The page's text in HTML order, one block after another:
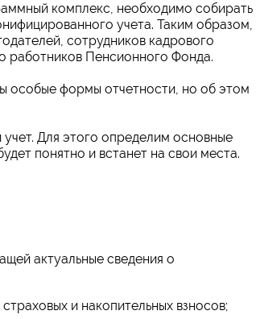
комплекс, необходимо собирать
учета. Таким образом,
сотрудников кадрового
работников Пенсионного Фонда.
особые формы отчетности, но об этом
Для этого определим основные
понятно и встанет на свои места.
актуальные сведения о
и накопительных взносов;